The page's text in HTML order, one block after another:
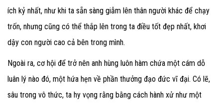
ích kỷ nhất, như khi ta sẵn sàng giẫm lên thân người khác để chạy
trốn, nhưng cũng có thể thắp lên trong ta điều tốt đẹp nhất, khơi
dậy con người cao cả bên trong mình.
Ngoài ra, cơ hội để trở nên anh hùng luôn hàm chứa một cám dỗ
luân lý nào đó, một hứa hẹn về phần thưởng đạo đức vĩ đại. Có lẽ,
sâu trong vô thức, ta hy vọng rằng bằng cách hành xử như một